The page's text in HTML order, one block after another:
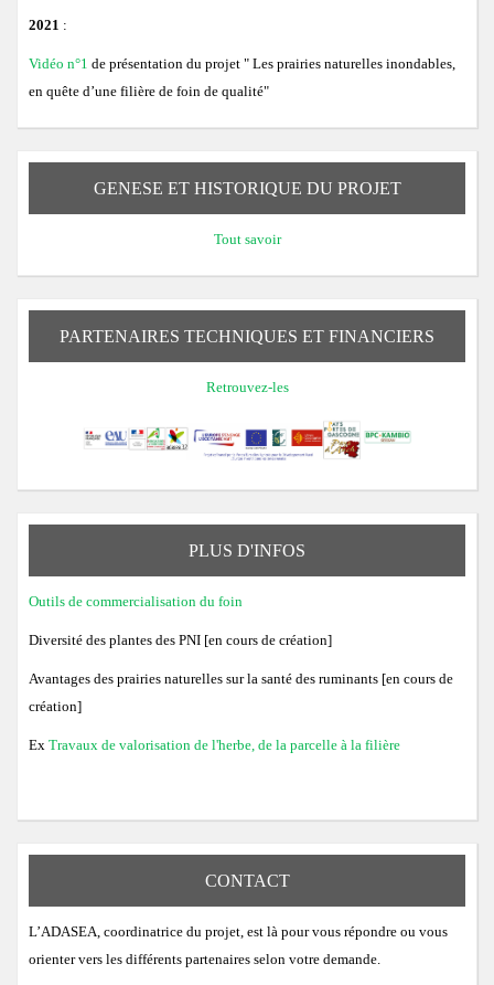
2021 :
Vidéo n°1 de présentation du projet " Les prairies naturelles inondables,
en quête d’une filière de foin de qualité"
GENESE ET HISTORIQUE DU PROJET
Tout savoir
PARTENAIRES TECHNIQUES ET FINANCIERS
Retrouvez-les
PLUS D'INFOS
Outils de commercialisation du foin
Diversité des plantes des PNI [en cours de création]
Avantages des prairies naturelles sur la santé des ruminants [en cours de
création]
Ex Travaux de valorisation de l'herbe, de la parcelle à la filière
CONTACT
L’ADASEA, coordinatrice du projet, est là pour vous répondre ou vous
orienter vers les différents partenaires selon votre demande.